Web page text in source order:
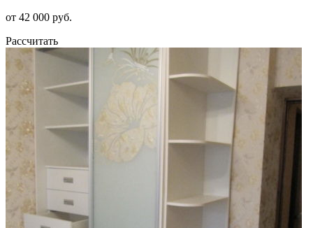
от 42 000 руб.
Рассчитать